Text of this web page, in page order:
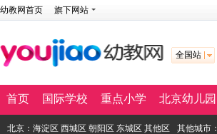
幼教网首页 旗下网站
全国站
首页 国际学校 重点小学 北京幼儿园
北京： 海淀区 西城区 朝阳区 东城区 其他区 其他城市：